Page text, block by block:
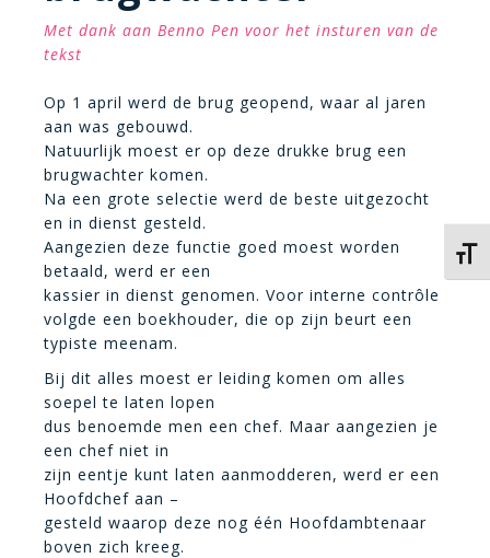
Met dank aan Benno Pen voor het insturen van de
tekst
Op 1 april werd de brug geopend, waar al jaren
aan was gebouwd.
Natuurlijk moest er op deze drukke brug een
brugwachter komen.
Na een grote selectie werd de beste uitgezocht
en in dienst gesteld.
Aangezien deze functie goed moest worden
betaald, werd er een
kassier in dienst genomen. Voor interne contrôle
volgde een boekhouder, die op zijn beurt een
typiste meenam.
Bij dit alles moest er leiding komen om alles
soepel te laten lopen
dus benoemde men een chef. Maar aangezien je
een chef niet in
zijn eentje kunt laten aanmodderen, werd er een
Hoofdchef aan –
gesteld waarop deze nog één Hoofdambtenaar
boven zich kreeg.